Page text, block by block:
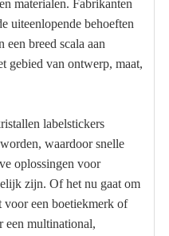
materialen. Fabrikanten
uiteenlopende behoeften
een breed scala aan
gebied van ontwerp, maat,
labelstickers
waardoor snelle
oplossingen voor
zijn. Of het nu gaat om
voor een boetiekmerk of
een multinational,